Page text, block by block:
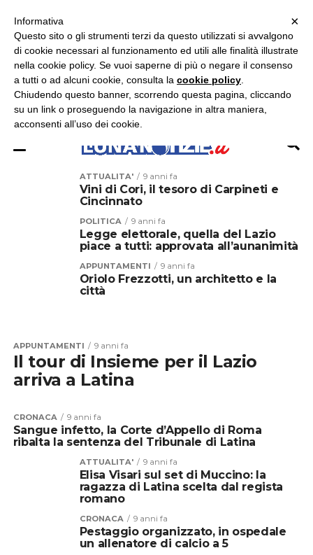
ASCOLTA RADIO LUNA
ATTUALITA' 9 anni fa
Vini di Cori, il tesoro di Carpineti e
Cincinnato
POLITICA 9 anni fa
Legge elettorale, quella del Lazio
piace a tutti: approvata all’aunanimità
APPUNTAMENTI 9 anni fa
Oriolo Frezzotti, un architetto e la
città
APPUNTAMENTI 9 anni fa
Il tour di Insieme per il Lazio
arriva a Latina
CRONACA 9 anni fa
Sangue infetto, la Corte d’Appello di Roma
ribalta la sentenza del Tribunale di Latina
ATTUALITA' 9 anni fa
Elisa Visari sul set di Muccino: la
ragazza di Latina scelta dal regista
romano
CRONACA 9 anni fa
Pestaggio organizzato, in ospedale
un allenatore di calcio a 5
×
×
Informativa
Questo sito o gli strumenti terzi da questo utilizzati si avvalgono
di cookie necessari al funzionamento ed utili alle finalità illustrate
nella cookie policy. Se vuoi saperne di più o negare il consenso
a tutti o ad alcuni cookie, consulta la cookie policy
Chiudendo questo banner, scorrendo questa pagina, cliccando
su un link o proseguendo la navigazione in altra maniera,
acconsenti all’uso dei cookie.